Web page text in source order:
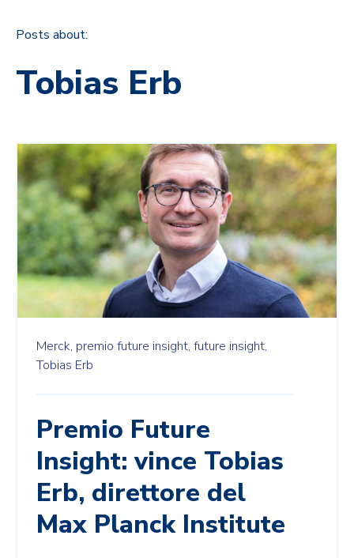
Posts about:
Tobias Erb
Merck, premio future insight, future insight,
Tobias Erb
Premio Future
Insight: vince Tobias
Erb, direttore del
Max Planck Institute